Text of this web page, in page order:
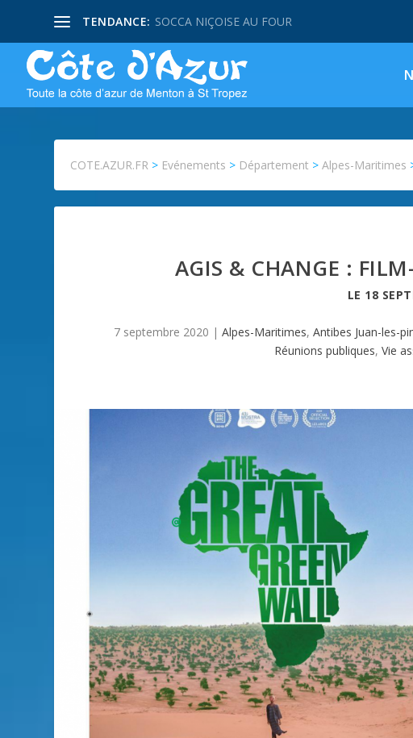
TENDANCE: SOCCA NIÇOISE AU FOUR
COTE.AZUR.FR > Evénements > Département >Alpes-Maritimes
AGIS & CHANGE :
LE 18
7 septembre 2020 |Alpes-Maritimes,Antibes Juan-les-
Réunions publiques, Vie